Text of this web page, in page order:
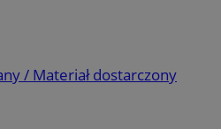
/ Materiał dostarczony